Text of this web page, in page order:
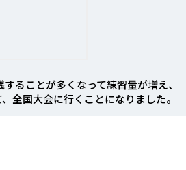
ることが多くなって練習量が増え、
全国大会に行くことになりました。